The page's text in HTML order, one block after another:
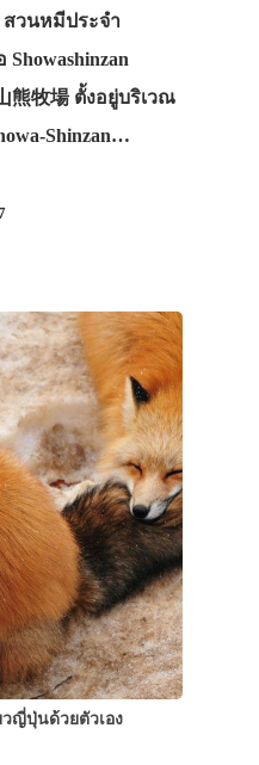
สวนหมีประจำ
熊牧場 ตั้งอยู่บริเวณ
Shinzan…
วญี่ปุ่นด้วยตัวเอง
ประเทศญี่ปุ่น
เที่ยวญี่ปุ่นด้ว
เอง